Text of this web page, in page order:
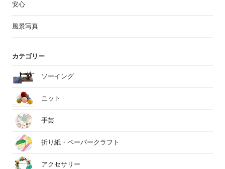
安心
風景写真
カテゴリー
ソーイング
ニット
手芸
折り紙・ペーパークラフト
アクセサリー